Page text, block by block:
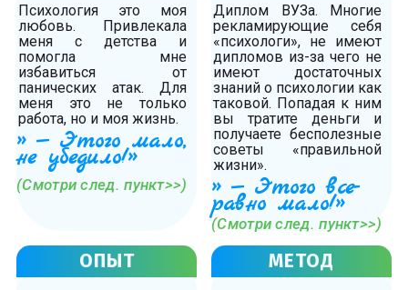
Психология это моя
любовь. Привлекала
меня с детства и
помогла мне
избавиться от
панических атак. Для
меня это не только
работа, но и моя жизнь.
» — Этого мало,
не убедило!»
(Смотри след. пункт>>)
Диплом ВУЗа. Многие
рекламирующие себя
«психологи», не имеют
дипломов из-за чего не
имеют достаточных
знаний о психологии как
таковой. Попадая к ним
вы тратите деньги и
получаете бесполезные
советы «правильной
жизни».
» — Этого все-
равно мало!»
(Смотри след. пункт>>)
ОПЫТ МЕТОД